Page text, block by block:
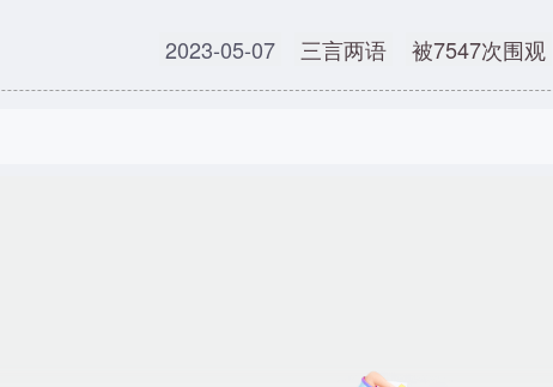
2023-05-07 三言两语 被7547次围观